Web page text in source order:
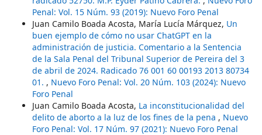
Penal: Vol. 15 Núm. 93 (2019): Nuevo Foro Penal
Juan Camilo Boada Acosta, María Lucía Márquez, Un
buen ejemplo de cómo no usar ChatGPT en la
administración de justicia. Comentario a la Sentencia
de la Sala Penal del Tribunal Superior de Pereira del 3
de abril de 2024. Radicado 76 001 60 00193 2013 80734
01. , Nuevo Foro Penal: Vol. 20 Núm. 103 (2024): Nuevo
Foro Penal
Juan Camilo Boada Acosta, La inconstitucionalidad del
delito de aborto a la luz de los fines de la pena , Nuevo
Foro Penal: Vol. 17 Núm. 97 (2021): Nuevo Foro Penal